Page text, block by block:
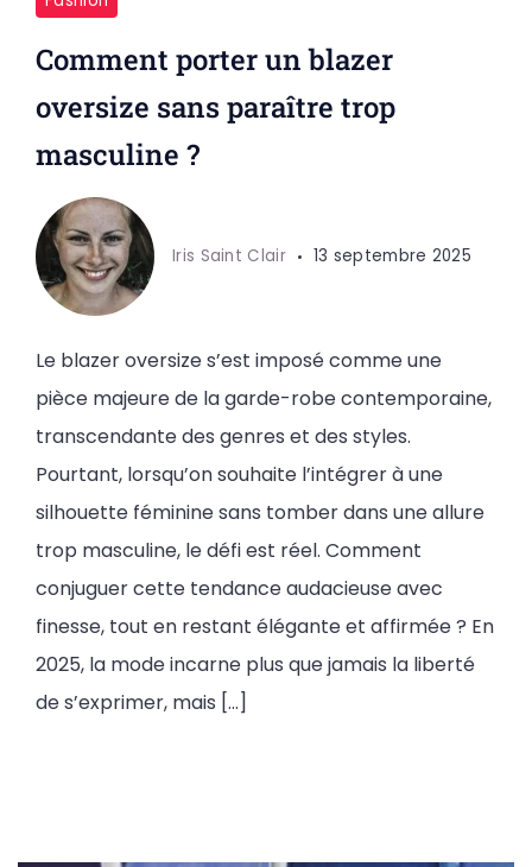
Comment porter un blazer
oversize sans paraître trop
masculine ?
Iris Saint Clair 13 septembre 2025
Le blazer oversize s’est imposé comme une
pièce majeure de la garde-robe contemporaine,
transcendante des genres et des styles.
Pourtant, lorsqu’on souhaite l’intégrer à une
silhouette féminine sans tomber dans une allure
trop masculine, le défi est réel. Comment
conjuguer cette tendance audacieuse avec
finesse, tout en restant élégante et affirmée ? En
2025, la mode incarne plus que jamais la liberté
de s’exprimer, mais […]